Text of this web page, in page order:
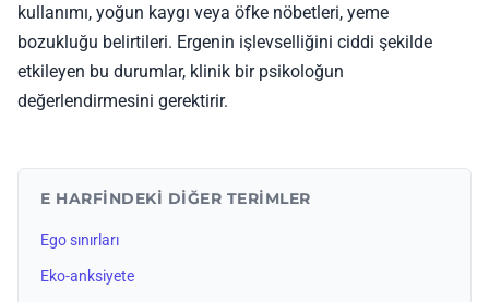
kullanımı, yoğun kaygı veya öfke nöbetleri, yeme
bozukluğu belirtileri. Ergenin işlevselliğini ciddi şekilde
etkileyen bu durumlar, klinik bir psikoloğun
değerlendirmesini gerektirir.
E HARFINDEKI DIĞER TERIMLER
Ego sınırları
Eko-anksiyete